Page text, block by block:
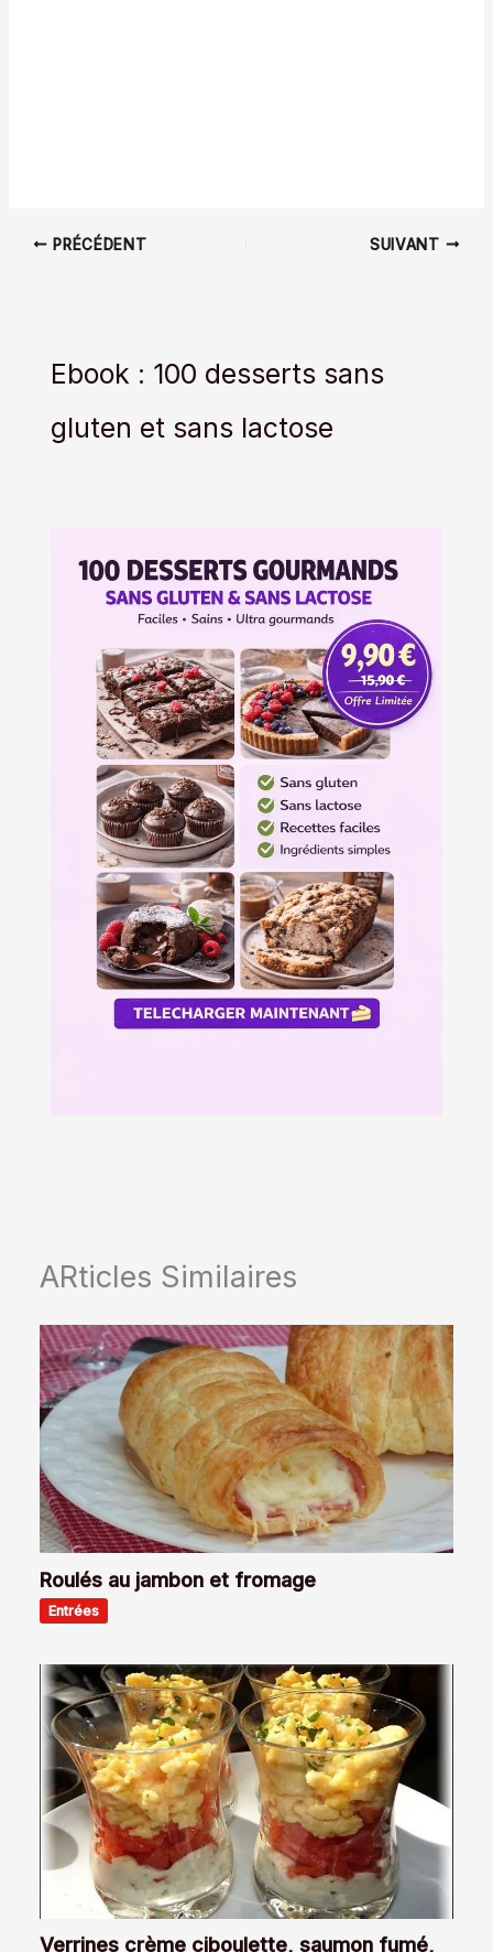
PRÉCÉDENT SUIVANT
Ebook : 100 desserts sans
gluten et sans lactose
ARticles Similaires
Roulés au jambon et fromage
Entrées
Verrines crème ciboulette, saumon fumé,